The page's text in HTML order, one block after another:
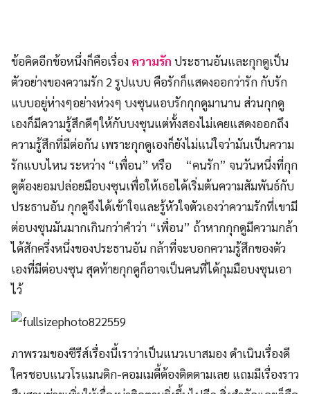
ต่อบงซุนมันมากเกินกว่าคำว่า “เพื่อน” ถ้าหากกุกดูมีความกล้า
ได้สักครึ่งหนึ่งของประธานอัน กล้าที่จะบอกความรู้สึกของตัว
เองที่มีต่อบงซุน สุดท้ายกุกดูก็อาจเป็นคนที่ได้กุมมือบงซุนเอา
ภาพรวมของซีรีส์เรื่องนี้เราว่าเป็นแนวเบาสมอง ดำเนินเรื่องดี
ใครชอบแนวโรแมนติก-คอมเมดี้ต้องติดตามเลย แถมมีเรื่องราว
สืบสวนช่วยเพิ่มให้เรื่องน่าติดตามยิ่งขึ้นไปอีก สิ่งสำคัญเลยก็คือ
เรื่องนี้พระเอก พระรอง ตัวร้าย น้องชายนางเอก หล่อมากกกกก
กกก โดยเฉพาะพระเอกกับพระรอง ฮยองชิคกับจีซู เคมีเข้ากัน
สุดๆ มีฉาก Bromance ให้ได้ฟินกันด้วยแหละ ไหนๆทั้งสองคน
ใจทั้งคู่กันด้วยนะคะ